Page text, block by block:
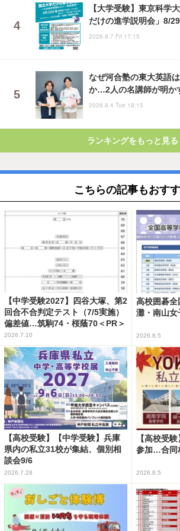
【大学受験】東京科学
だけの進学説明会」8/29
2026.8.7 Fri 17:15
なぜ河合塾の東大英語
か…2人の名講師が明か
2026.8.4 Tue 18:15
ランキングをもっと見る
こちらの記事もおす
【中学受験2027】四谷大塚、第2
回合不合判定テスト（7/5実施）
偏差値…筑駒74・桜蔭70＜PR＞
2026.7.10
高校囲碁全
灘・南山女
2026.8.5
【高校受験】【中学受験】兵庫
県内の私立31校が集結、個別相
談会9/6
2026.7.28
【高校受
参加…合同
2026.8.5